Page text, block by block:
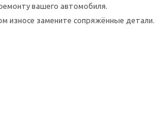
вашего автомобиля.
износе замените сопряжённые детали.